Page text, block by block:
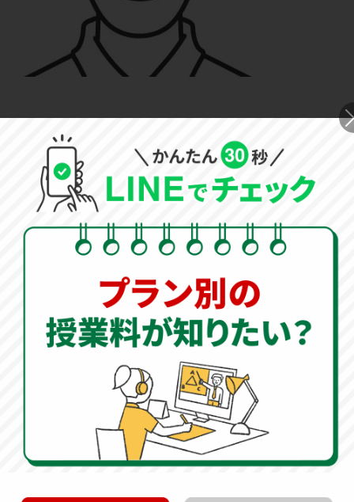
＼入力はカンタン30秒／
資料請求
料金
知りたい
無料体験
0120-333-876
受付時間：10:00～22：00(年中無休)